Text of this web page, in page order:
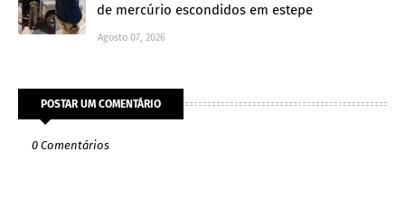
de mercúrio escondidos em estepe
Agosto 07, 2026
POSTAR UM COMENTÁRIO
0 Comentários